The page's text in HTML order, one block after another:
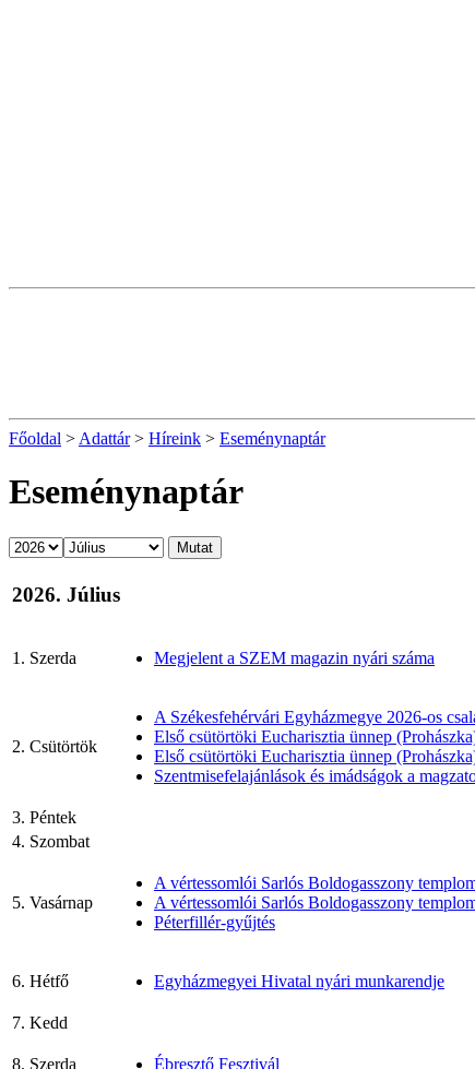
Főoldal > Adattár> Híreink > Eseménynaptár
Eseménynaptár
2026. Július
1. Szerda Megjelent a SZEM magazin nyári száma
2. Csütörtök
A Székesfehérvári Egyházmegye 2026-os
Első csütörtöki Eucharisztia ünnep
Első csütörtöki Eucharisztia ünnep
Szentmisefelajánlások és imádságok a
3. Péntek
4. Szombat
5. Vasárnap
A vértessomlói Sarlós Boldogasszony
A vértessomlói Sarlós Boldogasszony
Péterfillér-gyűjtés
6. Hétfő Egyházmegyei Hivatal nyári munkarendje
7. Kedd
8. Szerda Ébresztő Fesztivál